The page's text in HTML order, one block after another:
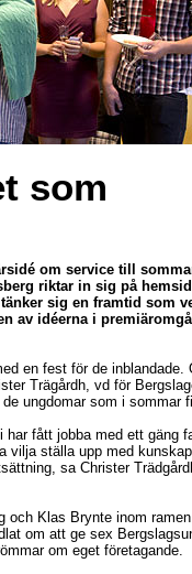
som
om service till
riktar in sig på
sig en framtid som
av idéerna i
en fest för de inblandade.
Trägårdh, vd för
ungdomar som i sommar
fått jobba med ett gäng
vilja ställa upp med
sa Christer
och Klas Brynte inom
om att ge sex
om eget företagande.